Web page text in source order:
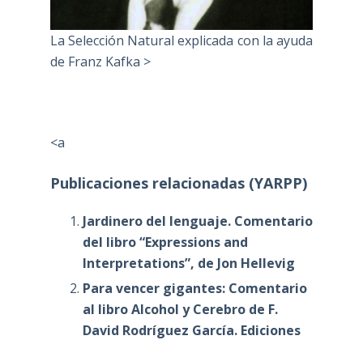
La Selección Natural explicada con la ayuda
de Franz Kafka >
<a
Publicaciones relacionadas (YARPP)
Jardinero del lenguaje. Comentario
del libro “Expressions and
Interpretations”, de Jon Hellevig
Para vencer gigantes: Comentario
al libro Alcohol y Cerebro de F.
David Rodríguez García. Ediciones